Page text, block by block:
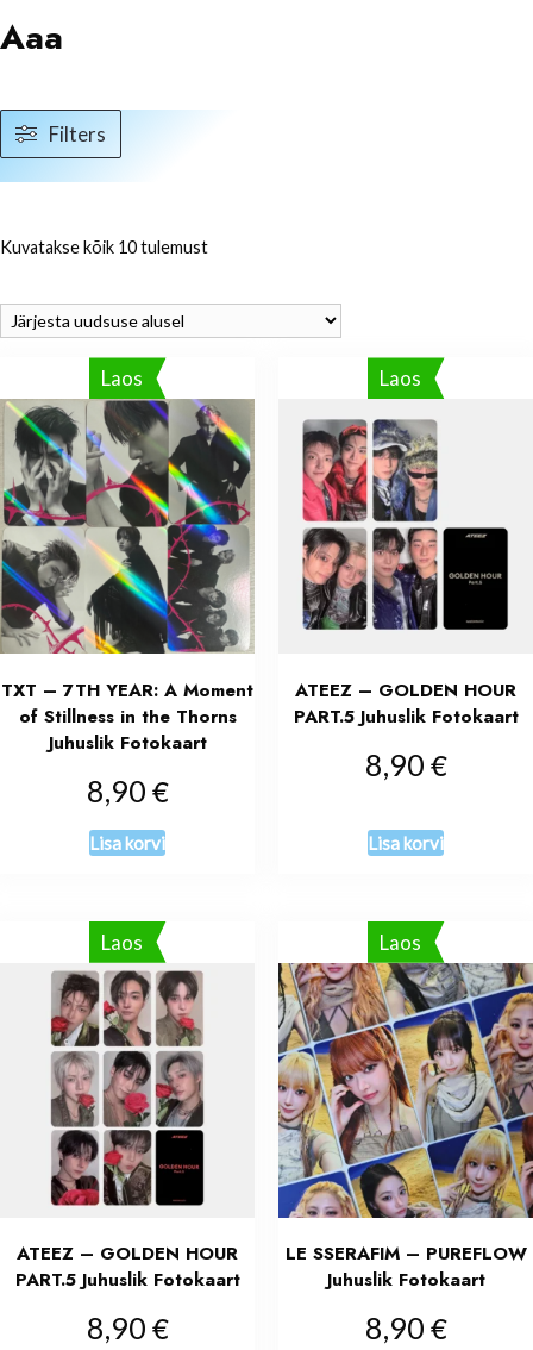
Aaa
Filters
Kuvatakse kõik 10 tulemustSorditud
järgi
Laos
TXT – 7TH YEAR: A Moment
of Stillness in the Thorns
Juhuslik Fotokaart
8,90 €
Lisa korvi
Laos
ATEEZ – GOLDEN HOUR
PART.5 Juhuslik Fotokaart
8,90 €
Lisa korvi
Laos
ATEEZ – GOLDEN HOUR
PART.5 Juhuslik Fotokaart
8,90 €
Laos
LE SSERAFIM – PUREFLOW
Juhuslik Fotokaart
8,90 €